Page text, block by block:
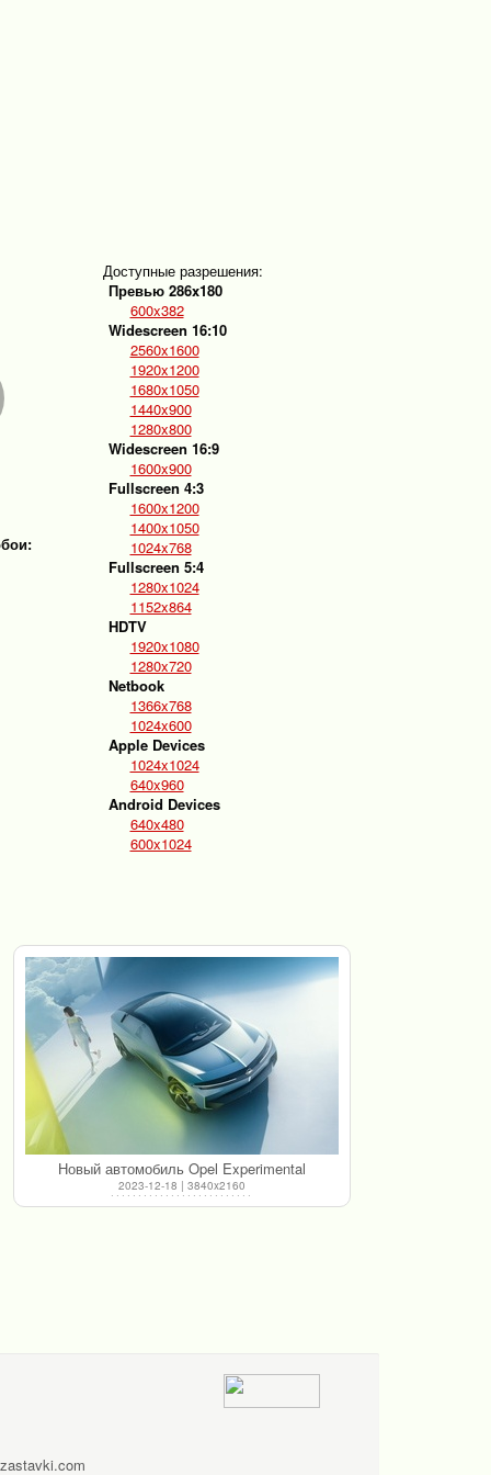
Доступные разрешения:
Превью 286x180
600x382
Widescreen 16:10
2560x1600
1920x1200
1680x1050
1440x900
1280x800
Widescreen 16:9
1600x900
Fullscreen 4:3
1600x1200
1400x1050
1024x768
Fullscreen 5:4
1280x1024
1152x864
HDTV
1920x1080
1280x720
Netbook
1366x768
1024x600
Apple Devices
1024x1024
640x960
Android Devices
640x480
600x1024
Новый автомобиль Opel Experimental
2023-12-18 | 3840x2160